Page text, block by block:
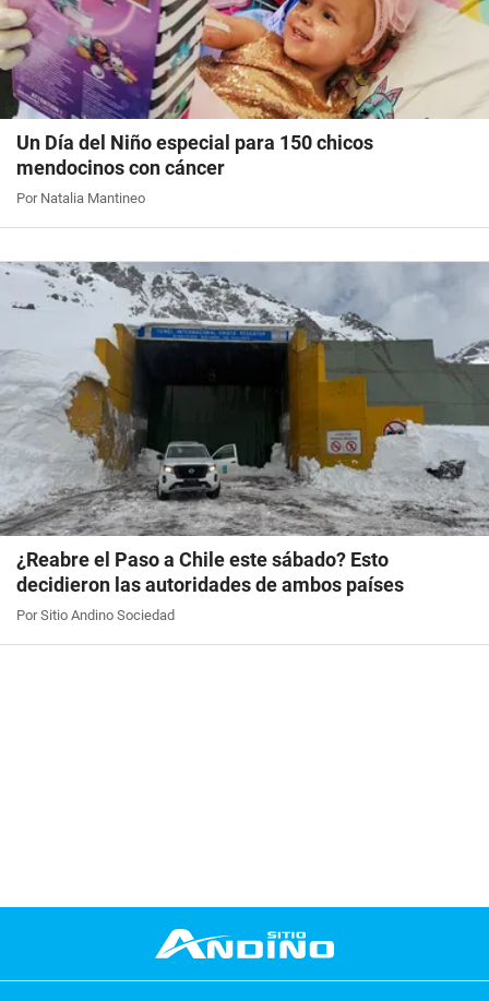
Un Día del Niño especial para 150 chicos
mendocinos con cáncer
Por Natalia Mantineo
¿Reabre el Paso a Chile este sábado? Esto
decidieron las autoridades de ambos países
Por Sitio Andino Sociedad